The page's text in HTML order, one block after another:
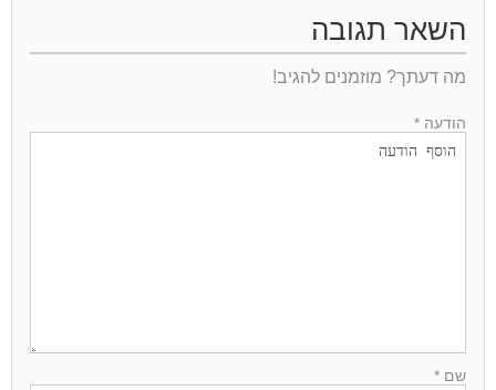
השאר תגובה
מה דעתך? מוזמנים להגיב!
הודעה *
שם *